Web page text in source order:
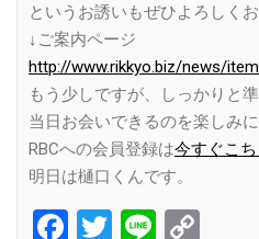
というお誘いもぜひよろしくお
↓ご案内ページ
http://www.rikkyo.biz/news/
もう少しですが、しっかりと
当日お会いできるのを楽しみに
RBCへの会員登録は今すぐこち
明日は樋口くんです。
Facebook
Twitter
Line